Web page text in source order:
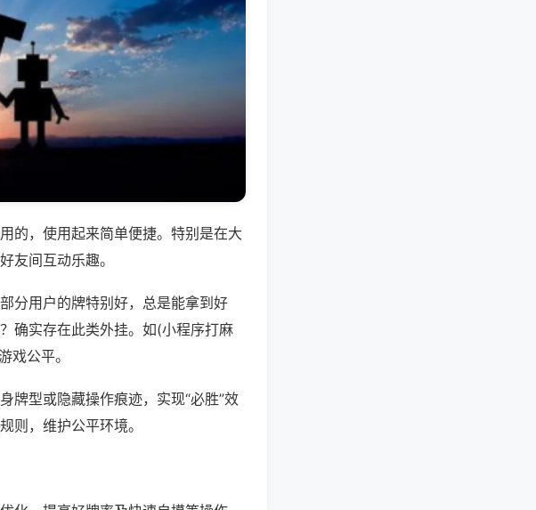
的，使用起来简单便捷。特别是在大
友间互动乐趣。
分用户的牌特别好，总是能拿到好
确实存在此类外挂。如(小程序打麻
戏公平。
牌型或隐藏操作痕迹，实现“必胜”效
则，维护公平环境。